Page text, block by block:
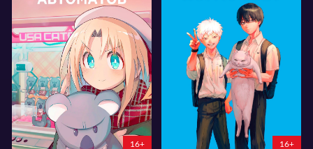
17443
101
16+
27500
70 26
16+